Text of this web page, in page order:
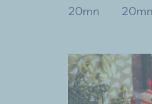
20mn 20mn